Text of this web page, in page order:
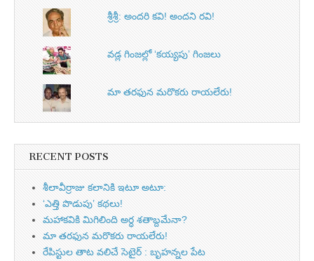
శ్రీశ్రీ: అందరి కవి! అందని రవి!
వడ్ల గింజల్లో ‘కయ్యపు’ గింజలు
మా తరఫున మరొకరు రాయలేరు!
RECENT POSTS
శీలావీర్రాజు కలానికి ఇటూ అటూ:
‘ఎత్తి పొడుపు’ కథలు!
మహాకవికి మిగిలింది అర్ధ శతాబ్దమేనా?
మా తరఫున మరొకరు రాయలేరు!
రేపిస్టుల తాట వలిచే సెటైర్ : బృహన్నల పేట